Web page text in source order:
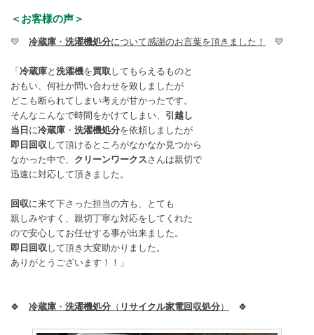
＜お客様の声＞
💛 冷蔵庫 ・ 洗濯機処分について感謝のお言葉を頂きました！ 💛
「 冷蔵庫と 洗濯機を買取 してもらえるものと
おもい、何社か問い合わせを致しましたが
どこも断られてしまい考えが甘かったです。
そんなこんなで時間をかけてしまい、 引越し
当日 に冷蔵庫 ・ 洗濯機処分を依頼しましたが
即日回収して頂けるところがなかなか見つから
なかった中で、 クリーンワークスさんは親切で
迅速に対応して頂きました。
回収に来て下さった担当の方も、とても
親しみやすく、親切丁寧な対応をしてくれた
ので安心してお任せする事が出来ました。
即日回収して頂き大変助かりました。
ありがとうございます！！」
🍀 冷蔵庫 ・ 洗濯機処分 （ リサイクル家電回収処分） 🍀